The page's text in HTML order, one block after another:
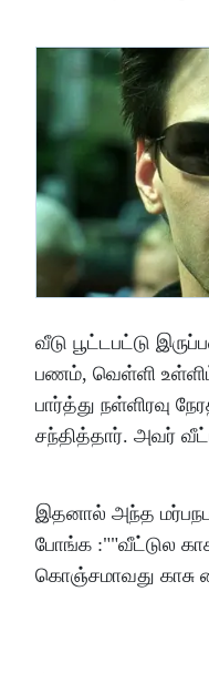
வீடு பூட்டபட்டு
பணம், வெள்ளி
பார்த்து நள்ளிரவு
சந்தித்தார். அவர்
இதனால் அந்த மர்பநபர்
போங்க :""வீட்டுல
கொஞ்சமாவது காசு